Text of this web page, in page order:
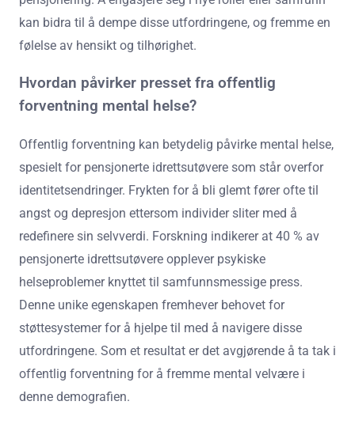
kan bidra til å dempe disse utfordringene, og fremme en
følelse av hensikt og tilhørighet.
Hvordan påvirker presset fra offentlig
forventning mental helse?
Offentlig forventning kan betydelig påvirke mental helse,
spesielt for pensjonerte idrettsutøvere som står overfor
identitetsendringer. Frykten for å bli glemt fører ofte til
angst og depresjon ettersom individer sliter med å
redefinere sin selvverdi. Forskning indikerer at 40 % av
pensjonerte idrettsutøvere opplever psykiske
helseproblemer knyttet til samfunnsmessige press.
Denne unike egenskapen fremhever behovet for
støttesystemer for å hjelpe til med å navigere disse
utfordringene. Som et resultat er det avgjørende å ta tak i
offentlig forventning for å fremme mental velvære i
denne demografien.